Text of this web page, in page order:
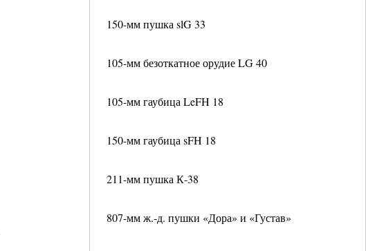
150-мм пушка slG 33
105-мм безоткатное орудие LG 40
105-мм гаубица LeFH 18
150-мм гаубица sFH 18
211-мм пушка К-38
807-мм ж.-д. пушки «Дора» и «Густав»